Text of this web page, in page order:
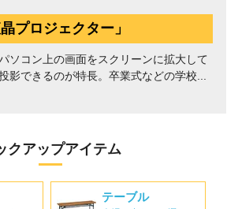
晶プロジェクター」
ソコン上の画面をスクリーンに拡大して
影できるのが特長。卒業式などの学校...
クアップアイテム
テーブル